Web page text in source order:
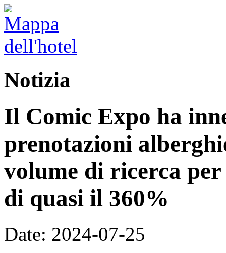
Notizia
Il Comic Expo ha
prenotazioni
volume di ricerca
di quasi il 360%
Date: 2024-07-25